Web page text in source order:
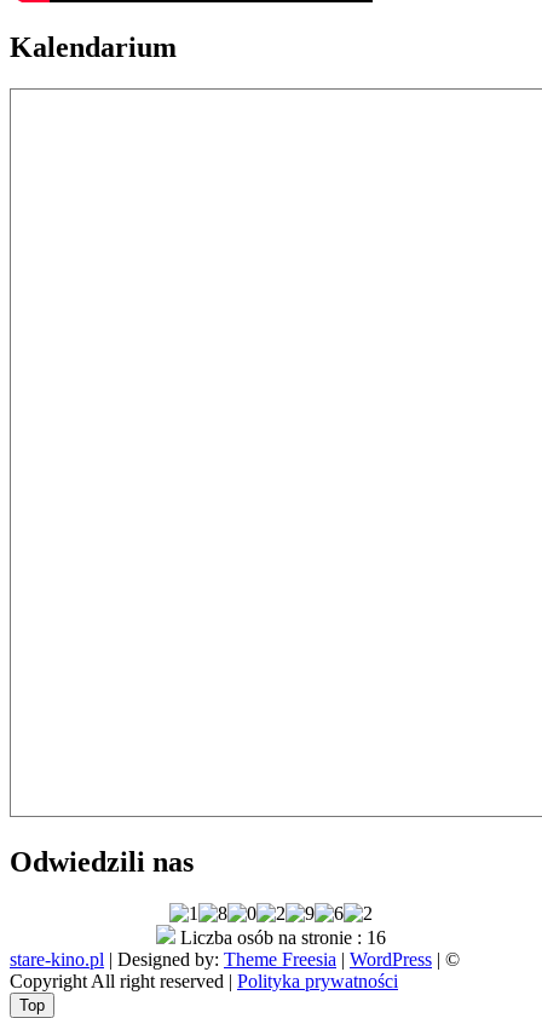
Kalendarium
Odwiedzili nas
Liczba osób na stronie : 16
stare-kino.pl | Designed by: Theme Freesia | WordPress | ©
Copyright All right reserved | Polityka prywatności
Go
Top